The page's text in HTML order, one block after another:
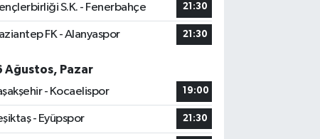
S.K. - Fenerbahçe 21:30
FK - Alanyaspor 21:30
Ağustos, Pazar
- Kocaelispor
19:00
- Eyüpspor 21:30